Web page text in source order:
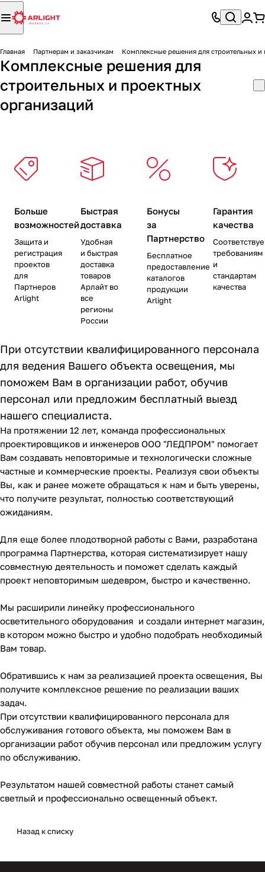
Главная Партнерам и заказчикам Комплексные решения для строительных и
Комплексные решения для
строительных и проектных
организаций
Больше
возможностей
Защита и
регистрация
проектов
для
Партнеров
Arlight
Быстрая
доставка
Удобная
и быстрая
доставка
товаров
Арлайт во
все
регионы
России
Бонусы
за
Партнерство
Бесплатное
предоставление
каталогов
продукции
Arlight
Гарантия
качества
требованиям
и
стандартам
качества
При отсутствии квалифицированного персонала
для ведения Вашего объекта освещения, мы
поможем Вам в организации работ, обучив
персонал или предложим бесплатный выезд
нашего специалиста.
На протяжении 12 лет, команда профессиональных
проектировщиков и инженеров ООО "ЛЕДПРОМ" помогает
Вам создавать неповторимые и технологически сложные
частные и коммерческие проекты. Реализуя свои объекты
Вы, как и ранее можете обращаться к нам и быть уверены,
что получите результат, полностью соответствующий
ожиданиям.
Для еще более плодотворной работы с Вами, разработана
программа Партнерства, которая систематизирует нашу
совместную деятельность и поможет сделать каждый
проект неповторимым шедевром, быстро и качественно.
Мы расширили линейку профессионального
осветительного оборудования и создали интернет магазин,
в котором можно быстро и удобно подобрать необходимый
Вам товар.
Обратившись к нам за реализацией проекта освещения, Вы
получите комплексное решение по реализации ваших
задач.
При отсутствии квалифицированного персонала для
обслуживания готового объекта, мы поможем Вам в
организации работ обучив персонал или предложим услугу
по обслуживанию.
Результатом нашей совместной работы станет самый
светлый и профессионально освещенный объект.
Назад к списку